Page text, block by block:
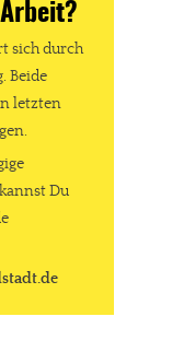
sich durch
Beide
letzten
Du